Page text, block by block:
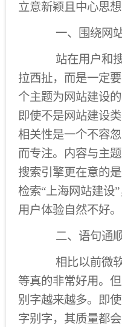
立意新颖且中心思想
一、围绕网站
站在用户和搜
拉西扯，而是一定
个主题为网站建设
即使不是网站建设
相关性是一个不容
而专注。内容与主
搜索引擎更在意的
检索“上海网站建设
用户体验自然不好。
二、语句通顺
相比以前微软
等真的非常好用。
别字越来越多。即
字别字，其质量都